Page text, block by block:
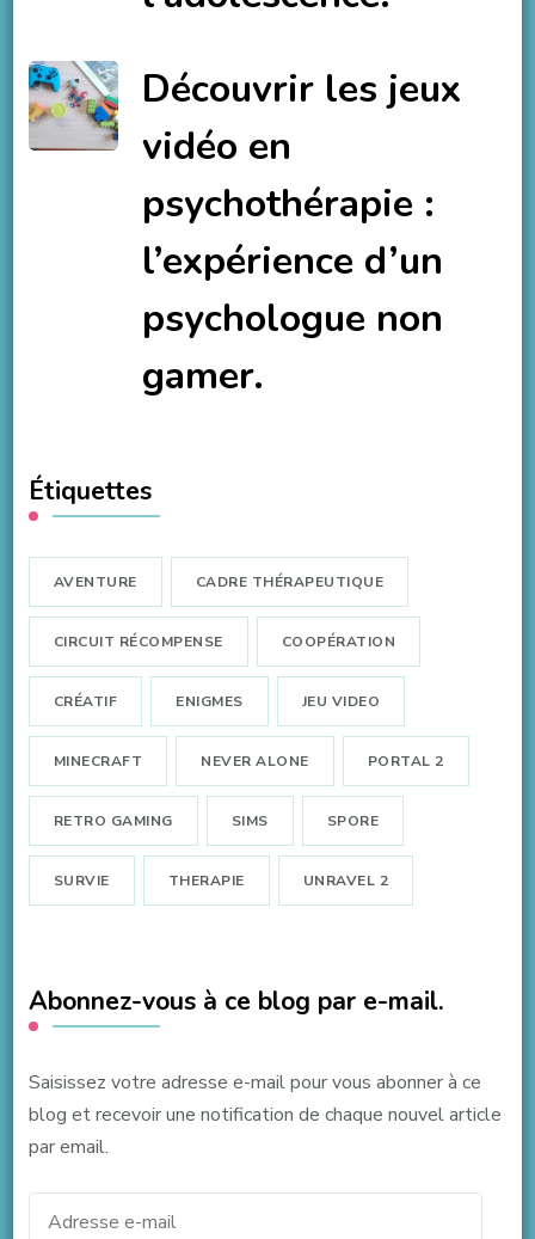
Découvrir les jeux
vidéo en
psychothérapie :
l’expérience d’un
psychologue non
gamer.
Étiquettes
AVENTURE CADRE THÉRAPEUTIQUE
CIRCUIT RÉCOMPENSE COOPÉRATION
CRÉATIF ENIGMES JEU VIDEO
MINECRAFT NEVER ALONE PORTAL 2
RETRO GAMING SIMS SPORE
SURVIE THERAPIE UNRAVEL 2
Abonnez-vous à ce blog par e-mail.
Saisissez votre adresse e-mail pour vous abonner à ce
blog et recevoir une notification de chaque nouvel article
par email.